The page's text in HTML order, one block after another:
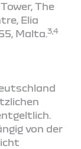
The
Elia
Malta.3,4
von der